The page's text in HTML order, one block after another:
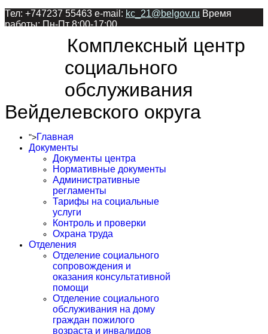
Тел: +747237 55463 e-mail: kc_21@belgov.ru Время
работы: Пн-Пт 8:00-17:00
Комплексный центр
социального
обслуживания
Вейделевского округа
">Главная
Документы
Документы центра
Нормативные документы
Административные
регламенты
Тарифы на социальные
услуги
Контроль и проверки
Охрана труда
Отделения
Отделение социального
сопровождения и
оказания консультативной
помощи
Отделение социального
обслуживания на дому
граждан пожилого
возраста и инвалидов